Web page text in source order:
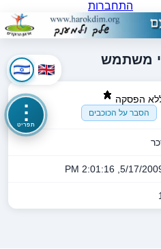
התחברות
⋮
תפריט
משתמש
הפסקה
הסבר על הכוכבים
5/17/2009, 2:01:16
1